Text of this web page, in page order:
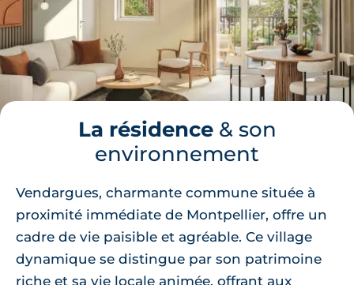
La résidence& son
environnement
Vendargues, charmante commune située à
proximité immédiate de Montpellier, offre un
cadre de vie paisible et agréable. Ce village
dynamique se distingue par son patrimoine
riche et sa vie locale animée, offrant aux